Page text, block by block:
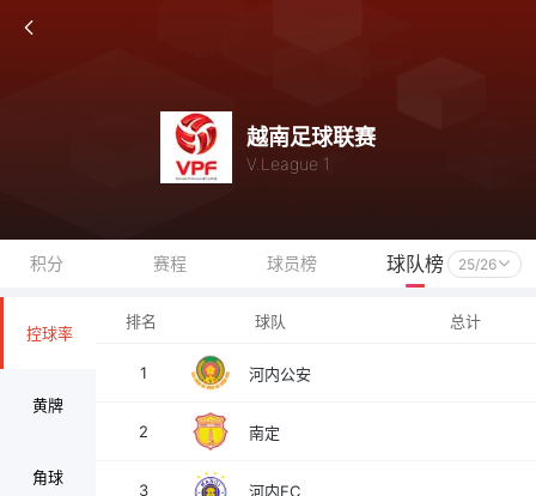
越南足球联赛
V.League 1
积分 赛程 球员榜 球队榜 25/26
控球率
黄牌
角球
排名 球队 总计
1 河内公安
2 南定
3 河内FC